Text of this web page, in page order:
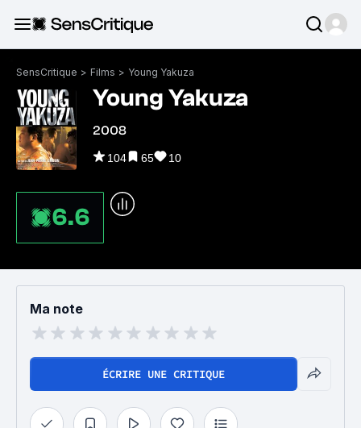
SensCritique > Films > Young Yakuza
Young Yakuza
2008
104 65 10
6.6
Ma note
ÉCRIRE UNE CRITIQUE